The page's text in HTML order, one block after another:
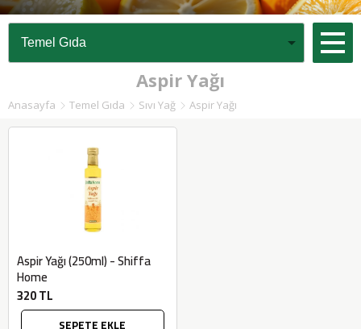
Aspir Yağı
Anasayfa Temel Gıda Sıvı Yağ Aspir Yağı
Aspir Yağı (250ml) - Shiffa
Home
320 TL
SEPETE EKLE